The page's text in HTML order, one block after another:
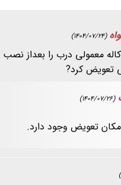
(1404/07/24)
معمولی درب را بعداز
تعویض کرد?
(1404/07/26)
تعویض وجود دارد.